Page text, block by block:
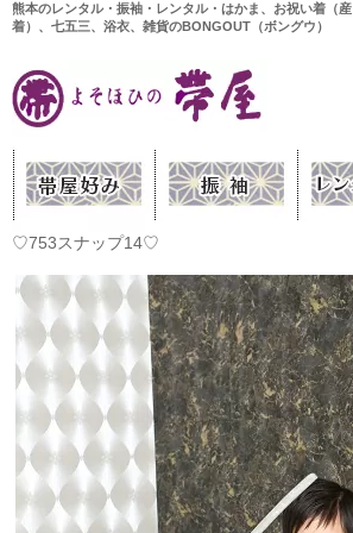
熊本のレンタル・振袖・レンタル・はかま、お祝い着（産
着）、七五三、浴衣、雑貨のBONGOUT（ボングウ）
♡753スナップ14♡